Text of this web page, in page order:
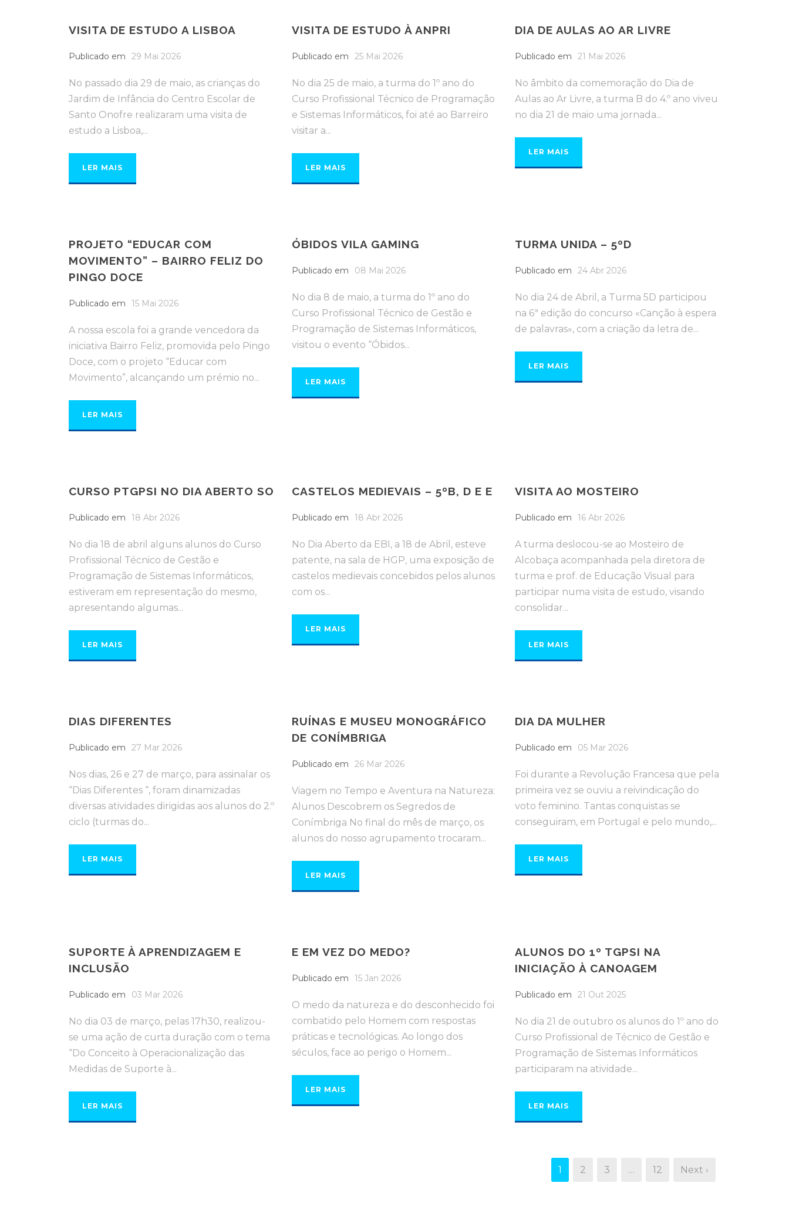
VISITA DE ESTUDO A LISBOA
Publicado em 29 Mai 2026
No passado dia 29 de maio, as crianças do
Jardim de Infância do Centro Escolar de
Santo Onofre realizaram uma visita de
estudo a Lisboa,...
LER MAIS
VISITA DE ESTUDO À ANPRI
Publicado em 25 Mai 2026
No dia 25 de maio, a turma do 1º ano do
Curso Profissional Técnico de Programação
e Sistemas Informáticos, foi até ao Barreiro
visitar a...
LER MAIS
DIA DE AULAS AO AR LIVRE
Publicado em 21 Mai 2026
No âmbito da comemoração do Dia de
Aulas ao Ar Livre, a turma B do 4.º ano viveu
no dia 21 de maio uma jornada...
LER MAIS
PROJETO “EDUCAR COM
MOVIMENTO” – BAIRRO FELIZ DO
PINGO DOCE
Publicado em 15 Mai 2026
A nossa escola foi a grande vencedora da
iniciativa Bairro Feliz, promovida pelo Pingo
Doce, com o projeto “Educar com
Movimento”, alcançando um prémio no...
LER MAIS
ÓBIDOS VILA GAMING
Publicado em 08 Mai 2026
No dia 8 de maio, a turma do 1º ano do
Curso Profissional Técnico de Gestão e
Programação de Sistemas Informáticos,
visitou o evento “Óbidos...
LER MAIS
TURMA UNIDA – 5ºD
Publicado em 24 Abr 2026
No dia 24 de Abril, a Turma 5D participou
na 6ª edição do concurso «Canção à espera
de palavras», com a criação da letra de...
LER MAIS
CURSO PTGPSI NO DIA ABERTO SO
Publicado em 18 Abr 2026
No dia 18 de abril alguns alunos do Curso
Profissional Técnico de Gestão e
Programação de Sistemas Informáticos,
estiveram em representação do mesmo,
apresentando algumas...
LER MAIS
CASTELOS MEDIEVAIS – 5ºB, D E E
Publicado em 18 Abr 2026
No Dia Aberto da EBI, a 18 de Abril, esteve
patente, na sala de HGP, uma exposição de
castelos medievais concebidos pelos alunos
com os...
LER MAIS
VISITA AO MOSTEIRO
Publicado em 16 Abr 2026
A turma deslocou-se ao Mosteiro de
Alcobaça acompanhada pela diretora de
turma e prof. de Educação Visual para
participar numa visita de estudo, visando
consolidar...
LER MAIS
DIAS DIFERENTES
Publicado em 27 Mar 2026
Nos dias, 26 e 27 de março, para assinalar os
“Dias Diferentes “, foram dinamizadas
diversas atividades dirigidas aos alunos do 2.º
ciclo (turmas do...
LER MAIS
RUÍNAS E MUSEU MONOGRÁFICO
DE CONÍMBRIGA
Publicado em 26 Mar 2026
Viagem no Tempo e Aventura na Natureza:
Alunos Descobrem os Segredos de
Conímbriga No final do mês de março, os
alunos do nosso agrupamento trocaram...
LER MAIS
DIA DA MULHER
Publicado em 05 Mar 2026
Foi durante a Revolução Francesa que pela
primeira vez se ouviu a reivindicação do
voto feminino. Tantas conquistas se
conseguiram, em Portugal e pelo mundo,...
LER MAIS
SUPORTE À APRENDIZAGEM E
INCLUSÃO
Publicado em 03 Mar 2026
No dia 03 de março, pelas 17h30, realizou-
se uma ação de curta duração com o tema
“Do Conceito à Operacionalização das
Medidas de Suporte à...
LER MAIS
E EM VEZ DO MEDO?
Publicado em 15 Jan 2026
O medo da natureza e do desconhecido foi
combatido pelo Homem com respostas
práticas e tecnológicas. Ao longo dos
séculos, face ao perigo o Homem...
LER MAIS
ALUNOS DO 1º TGPSI NA
INICIAÇÃO À CANOAGEM
Publicado em 21 Out 2025
No dia 21 de outubro os alunos do 1º ano do
Curso Profissional de Técnico de Gestão e
Programação de Sistemas Informáticos
participaram na atividade...
LER MAIS
1 2 3 … 12 Next ›